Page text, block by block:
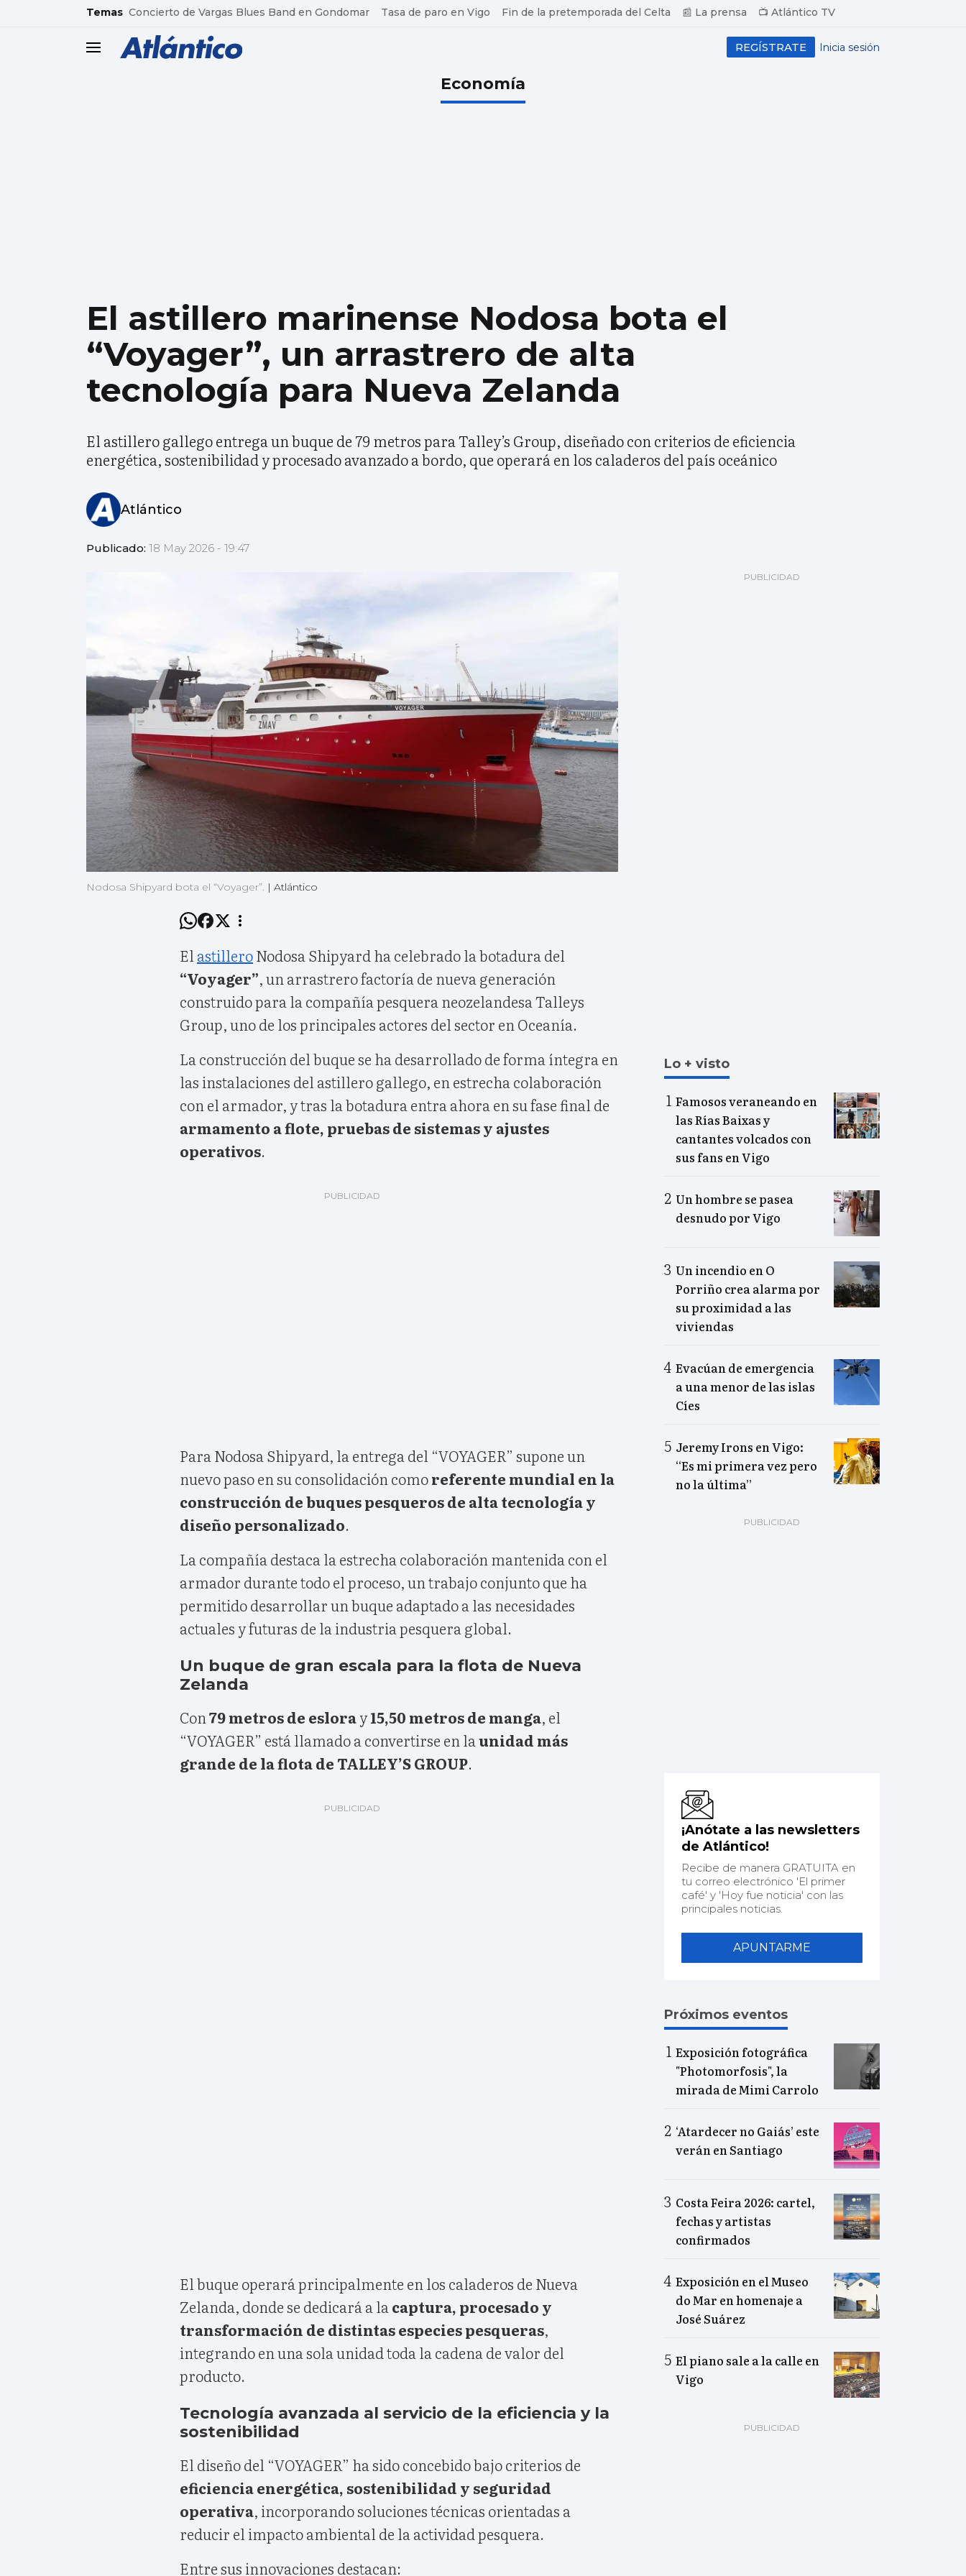
common.go-to-content
Temas Concierto de Vargas Blues Band en Gondomar Tasa de paro en Vigo Fin de la pretemporada del Celta 📰 La prensa 📺 Atlántico TV
header.menu.open Inicia sesión
REGÍSTRATE
Economía
El astillero marinense Nodosa bota el
“Voyager”, un arrastrero de alta
tecnología para Nueva Zelanda
El astillero gallego entrega un buque de 79 metros para Talley’s Group, diseñado con criterios de eficiencia
energética, sostenibilidad y procesado avanzado a bordo, que operará en los caladeros del país oceánico
Atlántico
Publicado: 18 May 2026 - 19:47
Nodosa Shipyard bota el “Voyager”. | Atlántico
El astilleroNodosa Shipyard ha celebrado la botadura del
“Voyager”, un arrastrero factoría de nueva generación
construido para la compañía pesquera neozelandesa Talleys
Group, uno de los principales actores del sector en Oceanía.
La construcción del buque se ha desarrollado de forma íntegra en
las instalaciones del astillero gallego, en estrecha colaboración
con el armador, y tras la botadura entra ahora en su fase final de
armamento a flote, pruebas de sistemas y ajustes
operativos.
Para Nodosa Shipyard, la entrega del “VOYAGER” supone un
nuevo paso en su consolidación comoreferente mundial en la
construcción de buques pesqueros de alta tecnología y
diseño personalizado.
La compañía destaca la estrecha colaboración mantenida con el
armador durante todo el proceso, un trabajo conjunto que ha
permitido desarrollar un buque adaptado a las necesidades
actuales y futuras de la industria pesquera global.
Un buque de gran escala para la flota de Nueva
Zelanda
Con 79 metros de esloray15,50 metros de manga, el
“VOYAGER” está llamado a convertirse en la unidad más
grande de la flota de TALLEY’S GROUP.
El buque operará principalmente en los caladeros de Nueva
Zelanda, donde se dedicará a la captura, procesado y
transformación de distintas especies pesqueras,
integrando en una sola unidad toda la cadena de valor del
producto.
Tecnología avanzada al servicio de la eficiencia y la
sostenibilidad
El diseño del “VOYAGER” ha sido concebido bajo criterios de
eficiencia energética, sostenibilidad y seguridad
operativa, incorporando soluciones técnicas orientadas a
reducir el impacto ambiental de la actividad pesquera.
Entre sus innovaciones destacan:
Lo + visto
Famosos veraneando en
las Rías Baixas y
cantantes volcados con
sus fans en Vigo
Un hombre se pasea
desnudo por Vigo
Un incendio en O
Porriño crea alarma por
su proximidad a las
viviendas
Evacúan de emergencia
a una menor de las islas
Cíes
Jeremy Irons en Vigo:
“Es mi primera vez pero
no la última”
¡Anótate a las newsletters
de Atlántico!
Recibe de manera GRATUITA en
tu correo electrónico 'El primer
café' y 'Hoy fue noticia' con las
principales noticias.
APUNTARME
Próximos eventos
Exposición fotográfica
"Photomorfosis", la
mirada de Mimi Carrolo
‘Atardecer no Gaiás’ este
verán en Santiago
Costa Feira 2026: cartel,
fechas y artistas
confirmados
Exposición en el Museo
do Mar en homenaje a
José Suárez
El piano sale a la calle en
Vigo